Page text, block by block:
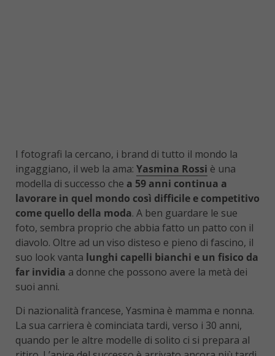
I fotografi la cercano, i brand di tutto il mondo la
ingaggiano, il web la ama: Yasmina Rossi è una
modella di successo che a 59 anni continua a
lavorare in quel mondo così difficile e competitivo
come quello della moda. A ben guardare le sue
foto, sembra proprio che abbia fatto un patto con il
diavolo. Oltre ad un viso disteso e pieno di fascino, il
suo look vanta lunghi capelli bianchi e un fisico da
far invidia a donne che possono avere la metà dei
suoi anni.
Di nazionalità francese, Yasmina è mamma e nonna.
La sua carriera è cominciata tardi, verso i 30 anni,
quando per le altre modelle di solito ci si prepara al